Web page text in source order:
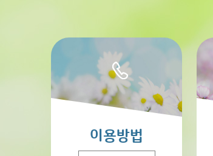
이용방법